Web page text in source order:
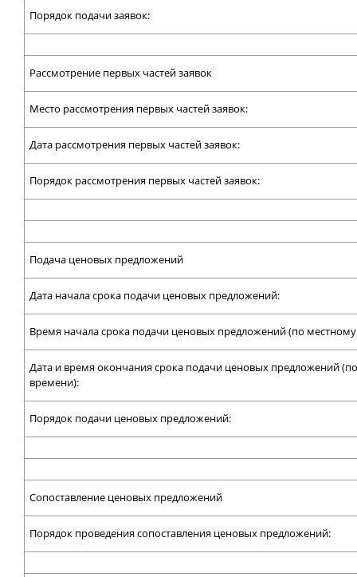
Порядок подачи заявок:
Рассмотрение первых частей заявок
Место рассмотрения первых частей заявок:
Дата рассмотрения первых частей заявок:
Порядок рассмотрения первых частей заявок:
Подача ценовых предложений
Дата начала срока подачи ценовых предложений:
Время начала срока подачи ценовых предложений (по
Дата и время окончания срока подачи ценовых предложений
времени):
Порядок подачи ценовых предложений:
Сопоставление ценовых предложений
Порядок проведения сопоставления ценовых предложений: